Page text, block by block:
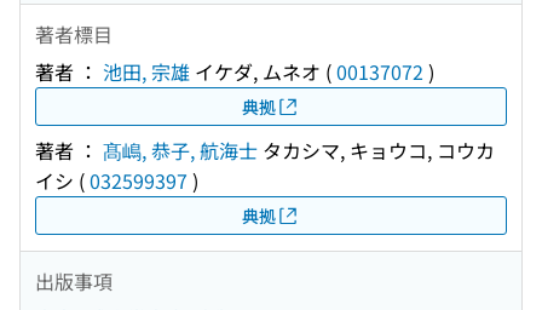
著者標目
著者 ： 池田, 宗雄 イケダ, ムネオ (00137072 )
典拠
著者 ： 髙嶋, 恭子, 航海士 タカシマ, キョウコ, コウカ
イシ (032599397 )
典拠
出版事項